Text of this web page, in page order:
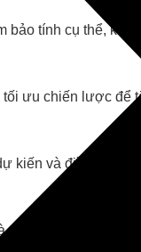
tính cụ thể, khả
ưu chiến lược để
kiến và điều chỉnh
dụng công cụ